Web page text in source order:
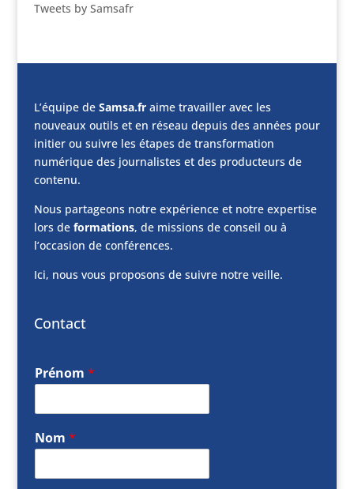
Tweets by Samsafr
L’équipe de Samsa.fraime travailler avec les
nouveaux outils et en réseau depuis des années pour
initier ou suivre les étapes de transformation
numérique des journalistes et des producteurs de
contenu.
Nous partageons notre expérience et notre expertise
lors de formations, de missions de conseil ou à
l’occasion de conférences.
Ici, nous vous proposons de suivre notre veille.
Contact
Prénom *
Nom *